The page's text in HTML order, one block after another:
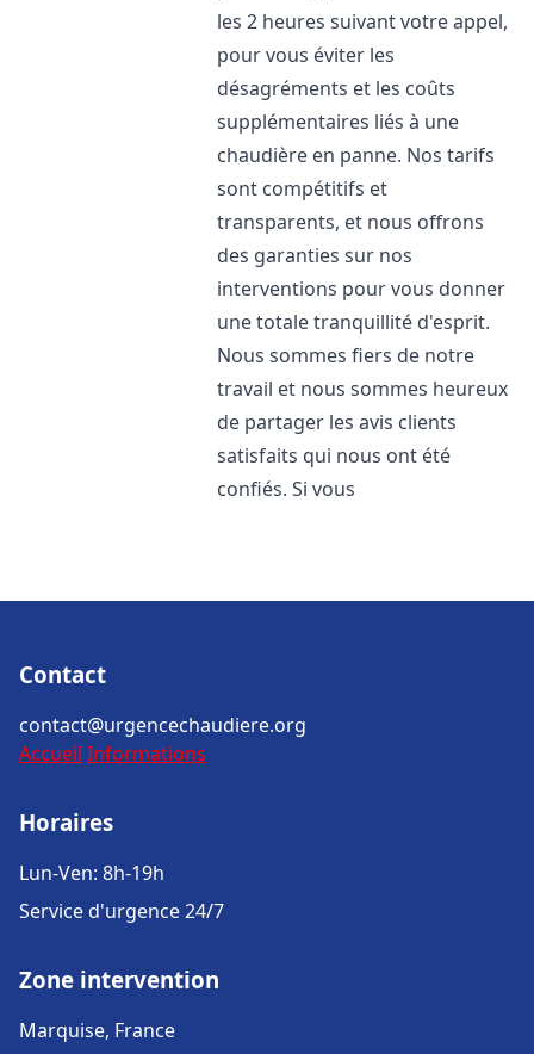
les 2 heures suivant votre appel,
pour vous éviter les
désagréments et les coûts
supplémentaires liés à une
chaudière en panne. Nos tarifs
sont compétitifs et
transparents, et nous offrons
des garanties sur nos
interventions pour vous donner
une totale tranquillité d'esprit.
Nous sommes fiers de notre
travail et nous sommes heureux
de partager les avis clients
satisfaits qui nous ont été
confiés. Si vous
Contact
contact@urgencechaudiere.org
Accueil Informations
Horaires
Lun-Ven: 8h-19h
Service d'urgence 24/7
Zone intervention
Marquise, France